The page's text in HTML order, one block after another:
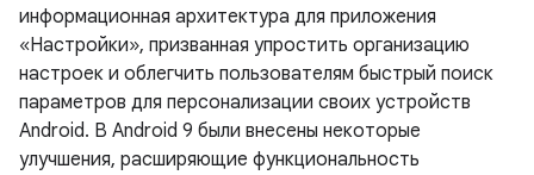
информационная архитектура для приложения
«Настройки», призванная упростить организацию
настроек и облегчить пользователям быстрый поиск
параметров для персонализации своих устройств
Android. В Android 9 были внесены некоторые
улучшения, расширяющие функциональность